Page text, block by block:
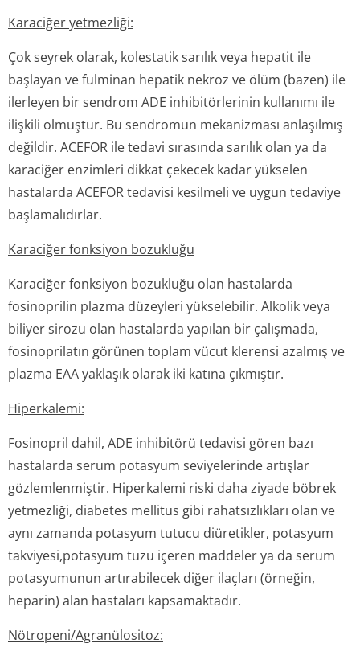
Karaciğer yetmezliği:
Çok seyrek olarak, kolestatik sarılık veya hepatit ile
başlayan ve fulminan hepatik nekroz ve ölüm (bazen) ile
ilerleyen bir sendrom ADE inhibitörlerinin kullanımı ile
ilişkili olmuştur. Bu sendromun mekanizması anlaşılmış
değildir. ACEFOR ile tedavi sırasında sarılık olan ya da
karaciğer enzimleri dikkat çekecek kadar yükselen
hastalarda ACEFOR tedavisi kesilmeli ve uygun tedaviye
başlamalıdırlar.
Karaciğer fonksiyon bozukluğu
Karaciğer fonksiyon bozukluğu olan hastalarda
fosinoprilin plazma düzeyleri yükselebilir. Alkolik veya
biliyer sirozu olan hastalarda yapılan bir çalışmada,
fosinoprilatın görünen toplam vücut klerensi azalmış ve
plazma EAA yaklaşık olarak iki katına çıkmıştır.
Hiperkalemi:
Fosinopril dahil, ADE inhibitörü tedavisi gören bazı
hastalarda serum potasyum seviyelerinde artışlar
gözlemlenmiştir. Hiperkalemi riski daha ziyade böbrek
yetmezliği, diabetes mellitus gibi rahatsızlıkları olan ve
aynı zamanda potasyum tutucu diüretikler, potasyum
takviyesi,potasyum tuzu içeren maddeler ya da serum
potasyumunun artırabilecek diğer ilaçları (örneğin,
heparin) alan hastaları kapsamaktadır.
Nötropeni/Agranülo­sitoz: